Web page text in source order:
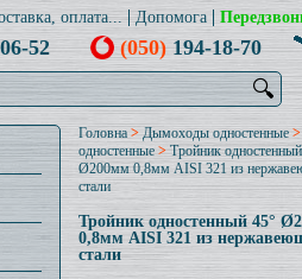
оплата... Допомога
52 (050)194-18-70
🔍
Головна > Дымоходы одностенные
одностенные >Тройник
Ø200мм 0,8мм AISI 321 из
стали
Тройник одностенный 45°
0,8мм AISI 321 из
стали